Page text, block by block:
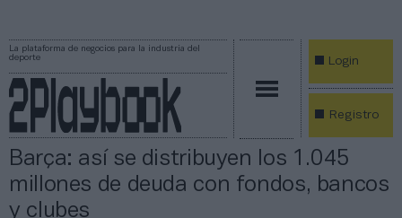
La plataforma de negocios para la industria del
deporte
Login
Registro
Barça: así se distribuyen los 1.045
millones de deuda con fondos, bancos
y clubes